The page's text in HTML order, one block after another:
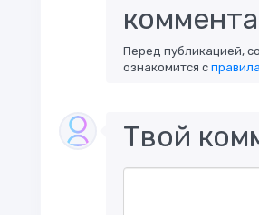
Перед публикацией,
ознакомится с